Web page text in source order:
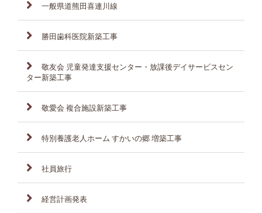
一般県道熊田喜連川線
勝田歯科医院新築工事
敬友会 児童発達支援センター・放課後デイサービスセン
ター新築工事
敬愛会 複合施設新築工事
特別養護老人ホーム すかいの郷 増築工事
社員旅行
経営計画発表